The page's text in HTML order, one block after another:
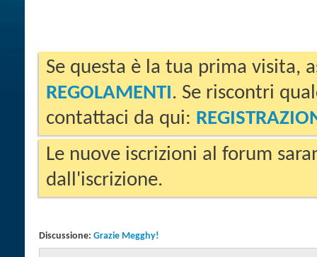
Se questa è la tua prima visita,
REGOLAMENTI. Se riscontri
contattaci da qui:
Le nuove iscrizioni al forum
dall'iscrizione.
Discussione: Grazie Megghy!